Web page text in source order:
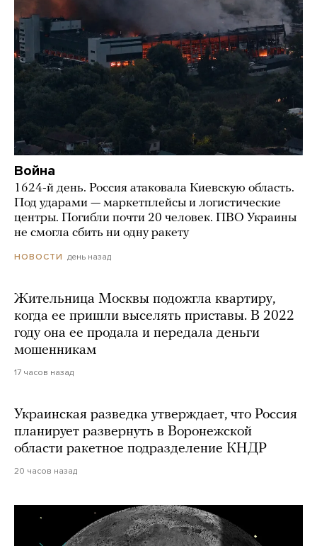
Война
1624-й день. Россия атаковала Киевскую область.
Под ударами — маркетплейсы и логистические
центры. Погибли почти 20 человек. ПВО Украины
не смогла сбить ни одну ракету
НОВОСТИ день назад
Жительница Москвы подожгла квартиру,
когда ее пришли выселять приставы. В 2022
году она ее продала и передала деньги
мошенникам
17 часов назад
Украинская разведка утверждает, что Россия
планирует развернуть в Воронежской
области ракетное подразделение КНДР
20 часов назад